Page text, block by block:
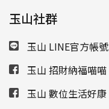
玉山社群
玉山 LINE官方帳號
玉山 招財納福喵喵
玉山 數位生活好康